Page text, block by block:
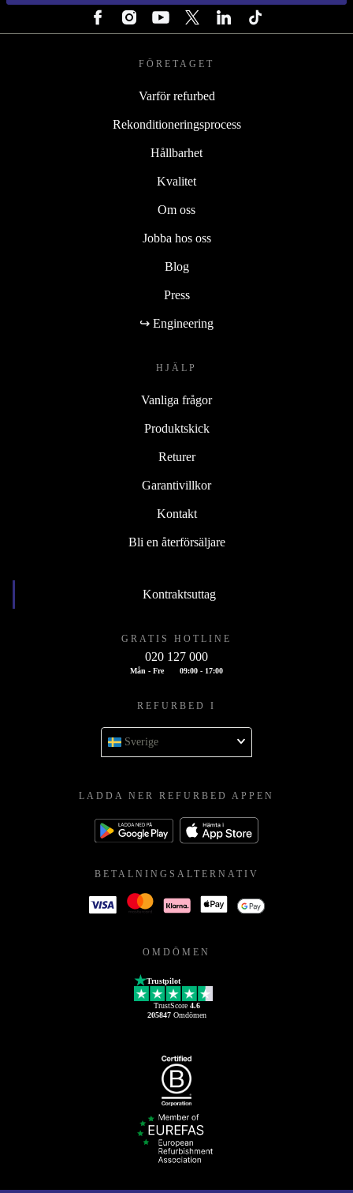
FÖRETAGET
Varför refurbed
Rekonditioneringsprocess
Hållbarhet
Kvalitet
Om oss
Jobba hos oss
Blog
Press
↪ Engineering
HJÄLP
Vanliga frågor
Produktskick
Returer
Garantivillkor
Kontakt
Bli en återförsäljare
Kontraktsuttag
GRATIS HOTLINE
020 127 000
Mån - Fre 09:00 - 17:00
REFURBED I
Sverige
LADDA NER REFURBED APPEN
BETALNINGSALTERNATIV
OMDÖMEN
Trustpilot
TrustScore 4.6
205847Omdömen